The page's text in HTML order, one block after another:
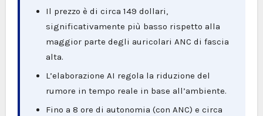
Il prezzo è di circa 149 dollari,
significativamente più basso rispetto alla
maggior parte degli auricolari ANC di fascia
alta.
L’elaborazione AI regola la riduzione del
rumore in tempo reale in base all’ambiente.
Fino a 8 ore di autonomia (con ANC) e circa